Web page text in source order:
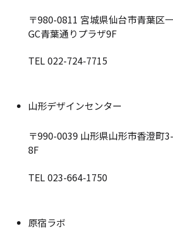
〒980-0811 宮城県仙台市青葉区
GC青葉通りプラザ9F
TEL 022-724-7715
山形デザインセンター
〒990-0039 山形県山形市香澄町
8F
TEL 023-664-1750
原宿ラボ